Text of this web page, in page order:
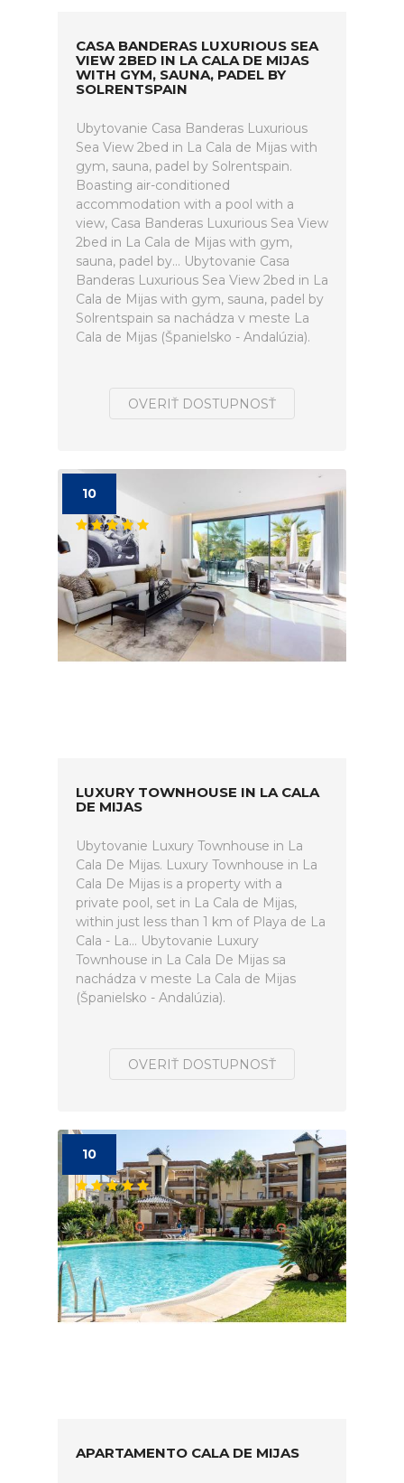
CASA BANDERAS LUXURIOUS SEA
VIEW 2BED IN LA CALA DE MIJAS
WITH GYM, SAUNA, PADEL BY
SOLRENTSPAIN
Ubytovanie Casa Banderas Luxurious
Sea View 2bed in La Cala de Mijas with
gym, sauna, padel by Solrentspain.
Boasting air-conditioned
accommodation with a pool with a
view, Casa Banderas Luxurious Sea View
2bed in La Cala de Mijas with gym,
sauna, padel by... Ubytovanie Casa
Banderas Luxurious Sea View 2bed in La
Cala de Mijas with gym, sauna, padel by
Solrentspain sa nachádza v meste La
Cala de Mijas (Španielsko - Andalúzia).
OVERIŤ DOSTUPNOSŤ
10
LUXURY TOWNHOUSE IN LA CALA
DE MIJAS
Ubytovanie Luxury Townhouse in La
Cala De Mijas. Luxury Townhouse in La
Cala De Mijas is a property with a
private pool, set in La Cala de Mijas,
within just less than 1 km of Playa de La
Cala - La... Ubytovanie Luxury
Townhouse in La Cala De Mijas sa
nachádza v meste La Cala de Mijas
(Španielsko - Andalúzia).
OVERIŤ DOSTUPNOSŤ
10
APARTAMENTO CALA DE MIJAS